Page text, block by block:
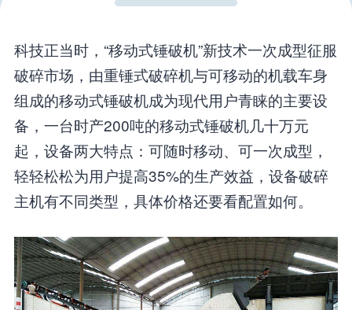
科技正当时，“移动式锤破机”新技术一次成型征服
破碎市场，由重锤式破碎机与可移动的机载车身
组成的移动式锤破机成为现代用户青睐的主要设
备，一台时产200吨的移动式锤破机几十万元
起，设备两大特点：可随时移动、可一次成型，
轻轻松松为用户提高35%的生产效益，设备破碎
主机有不同类型，具体价格还要看配置如何。